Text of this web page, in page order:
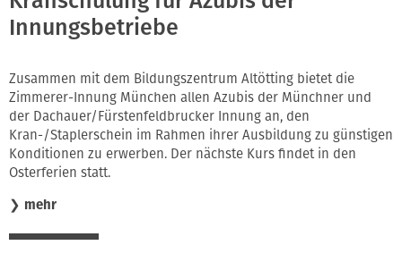
Innungsbetriebe
Zusammen mit dem Bildungszentrum Altötting bietet die
Zimmerer-Innung München allen Azubis der Münchner und
der Dachauer/Fürstenfeldbrucker Innung an, den
Kran-/Staplerschein im Rahmen ihrer Ausbildung zu günstigen
Konditionen zu erwerben. Der nächste Kurs findet in den
Osterferien statt.
❯ mehr